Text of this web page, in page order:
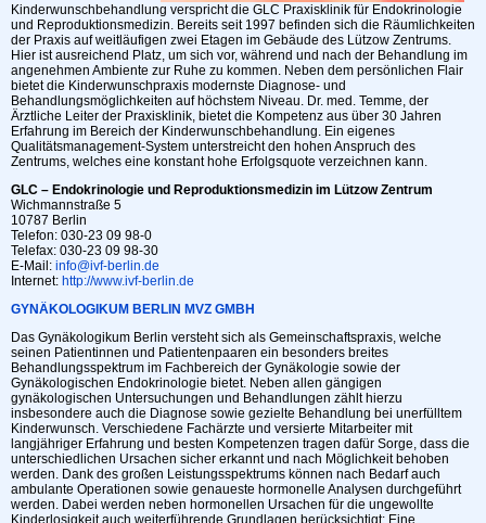
Kinderwunschbehandlung verspricht die GLC Praxisklinik für Endokrinologie
und Reproduktionsmedizin. Bereits seit 1997 befinden sich die Räumlichkeiten
der Praxis auf weitläufigen zwei Etagen im Gebäude des Lützow Zentrums.
Hier ist ausreichend Platz, um sich vor, während und nach der Behandlung im
angenehmen Ambiente zur Ruhe zu kommen. Neben dem persönlichen Flair
bietet die Kinderwunschpraxis modernste Diagnose- und
Behandlungsmöglichkeiten auf höchstem Niveau. Dr. med. Temme, der
Ärztliche Leiter der Praxisklinik, bietet die Kompetenz aus über 30 Jahren
Erfahrung im Bereich der Kinderwunschbehandlung. Ein eigenes
Qualitätsmanagement-System unterstreicht den hohen Anspruch des
Zentrums, welches eine konstant hohe Erfolgsquote verzeichnen kann.
GLC – Endokrinologie und Reproduktionsmedizin im Lützow Zentrum
Wichmannstraße 5
10787 Berlin
Telefon: 030-23 09 98-0
Telefax: 030-23 09 98-30
E-Mail: info@ivf-berlin.de
Internet: http://www.ivf-berlin.de
GYNÄKOLOGIKUM BERLIN MVZ GMBH
Das Gynäkologikum Berlin versteht sich als Gemeinschaftspraxis, welche
seinen Patientinnen und Patientenpaaren ein besonders breites
Behandlungsspektrum im Fachbereich der Gynäkologie sowie der
Gynäkologischen Endokrinologie bietet. Neben allen gängigen
gynäkologischen Untersuchungen und Behandlungen zählt hierzu
insbesondere auch die Diagnose sowie gezielte Behandlung bei unerfülltem
Kinderwunsch. Verschiedene Fachärzte und versierte Mitarbeiter mit
langjähriger Erfahrung und besten Kompetenzen tragen dafür Sorge, dass die
unterschiedlichen Ursachen sicher erkannt und nach Möglichkeit behoben
werden. Dank des großen Leistungsspektrums können nach Bedarf auch
ambulante Operationen sowie genaueste hormonelle Analysen durchgeführt
werden. Dabei werden neben hormonellen Ursachen für die ungewollte
Kinderlosigkeit auch weiterführende Grundlagen berücksichtigt: Eine